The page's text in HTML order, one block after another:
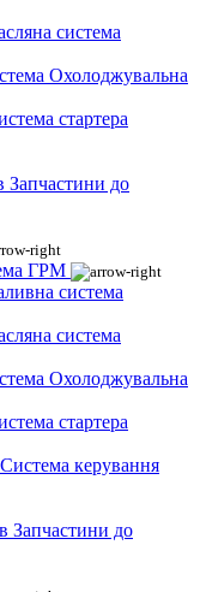
система
Охолоджувальна
стартера
Запчастини до
ГРМ
система
система
Охолоджувальна
стартера
Система керування
Запчастини до